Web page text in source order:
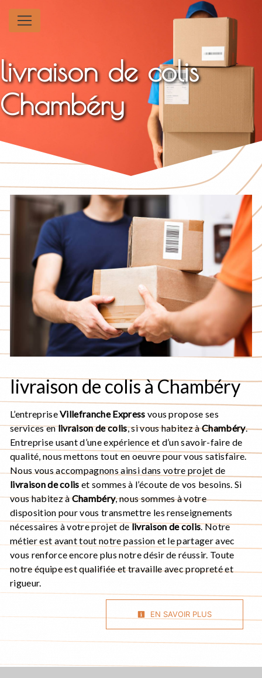
livraison de colis
Chambéry
livraison de colis à Chambéry
L’entrepriseVillefranche Express vous propose ses
services enlivraison de colis, si vous habitez àChambéry.
Entreprise usant d’une expérience et d’un savoir-faire de
qualité, nous mettons tout en oeuvre pour vous satisfaire.
Nous vous accompagnons ainsi dans votre projet de
livraison de colis et sommes à l’écoute de vos besoins. Si
vous habitez àChambéry, nous sommes à votre
disposition pour vous transmettre les renseignements
nécessaires à votre projet delivraison de colis. Notre
métier est avant tout notre passion et le partager avec
vous renforce encore plus notre désir de réussir. Toute
notre équipe est qualifiée et travaille avec propreté et
rigueur.
EN SAVOIR PLUS
Panneau de gestion des cookies